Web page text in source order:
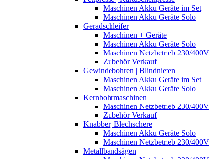
Maschinen Akku Geräte im Set
Maschinen Akku Geräte Solo
Geradschleifer
Maschinen + Geräte
Maschinen Akku Geräte Solo
Maschinen Netzbetrieb 230/400V
Zubehör Verkauf
Gewindebohren | Blindnieten
Maschinen Akku Geräte im Set
Maschinen Akku Geräte Solo
Kernbohrmaschinen
Maschinen Netzbetrieb 230/400V
Zubehör Verkauf
Knabber, Blechschere
Maschinen Akku Geräte Solo
Maschinen Netzbetrieb 230/400V
Metallbandsägen